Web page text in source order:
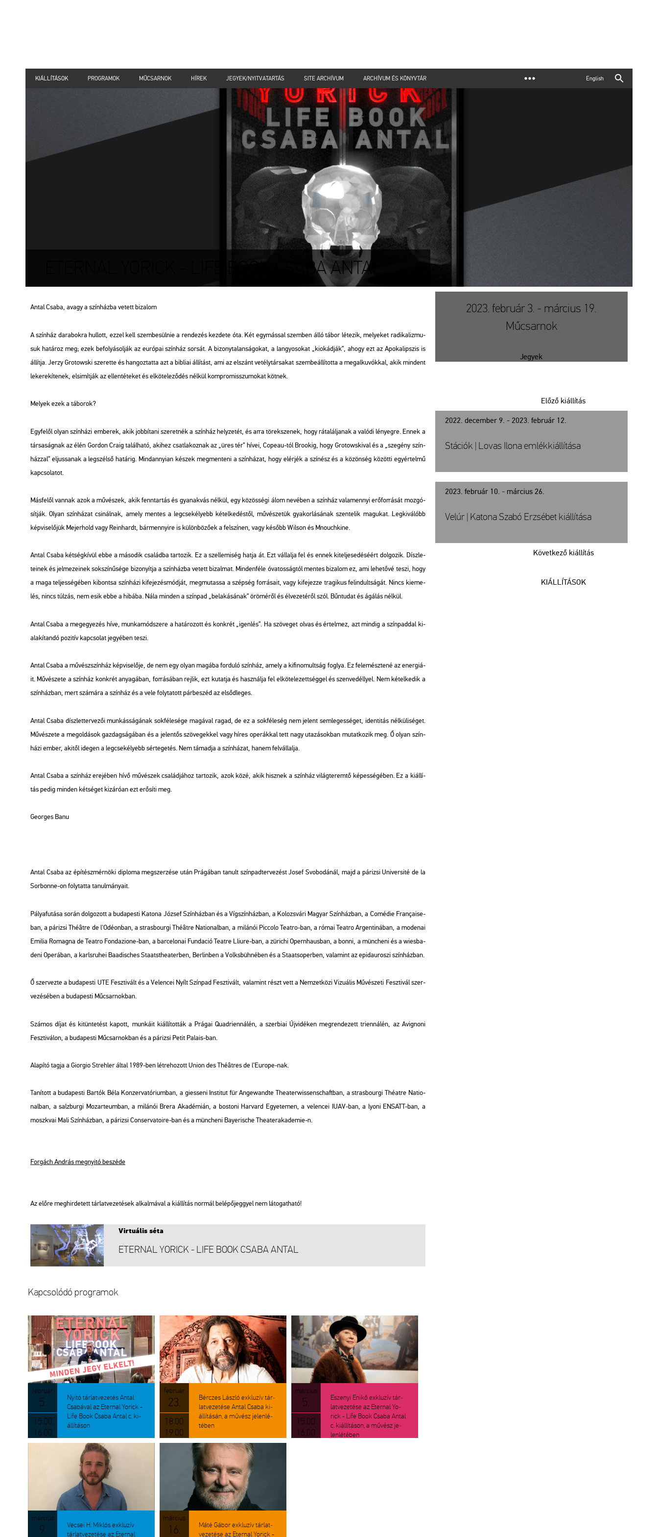
KIÁLLÍTÁSOK PROGRAMOK MŰCSARNOK HÍREK JEGYEK/NYITVATARTÁS SITE ARCHÍVUM ARCHÍVUM ÉS KÖNYVTÁR English
ETERNAL YORICK - LIFE BOOK CSABA ANTAL
Antal Csaba, avagy a szín­ház­ba ve­tett bi­za­lom
A szín­ház da­ra­bok­ra hul­lott, ezzel kell szem­be­sül­nie a ren­de­zés kez­de­te óta. Két egy­más­sal szem­ben álló tábor lé­te­zik, me­lye­ket ra­di­ka­liz­mu­
suk ha­tá­roz meg; ezek be­fo­lyá­sol­ják az eu­ró­pai szín­ház sor­sát. A bi­zony­ta­lan­sá­go­kat, a lan­gyo­so­kat „ki­okád­ják”, ahogy ezt az Apo­ka­lip­szis is
ál­lít­ja. Jerzy Gro­tows­ki sze­ret­te és han­goz­tat­ta azt a bib­li­ai ál­lí­tást, ami az el­szánt ve­tély­tár­sa­kat szem­be­ál­lí­tot­ta a meg­al­ku­vók­kal, akik min­dent
le­ke­re­kí­te­nek, el­si­mít­ják az el­len­té­te­ket és el­kö­te­le­ző­dés nél­kül komp­ro­misszu­mo­kat köt­nek.
Me­lyek ezek a tá­bo­rok?
Egy­fe­lől olyan szín­há­zi em­be­rek, akik job­bí­ta­ni sze­ret­nék a szín­ház hely­ze­tét, és arra tö­rek­sze­nek, hogy rá­ta­lál­ja­nak a va­ló­di lé­nyeg­re. Ennek a
tár­sa­ság­nak az élén Gor­don Craig ta­lál­ha­tó, aki­hez csat­la­koz­nak az „üres tér” hívei, Copeau-tól Bro­o­kig, hogy Gro­tows­ki­val és a „sze­gény szín­
ház­zal” el­jus­sa­nak a leg­szél­ső ha­tá­rig. Mind­annyi­an ké­szek meg­men­te­ni a szín­há­zat, hogy el­ér­jék a szí­nész és a kö­zön­ség kö­zöt­ti egy­ér­tel­mű
kap­cso­la­tot.
Más­fe­lől van­nak azok a mű­vé­szek, akik fenn­tar­tás és gya­nak­vás nél­kül, egy kö­zös­sé­gi álom ne­vé­ben a szín­ház va­la­mennyi erő­for­rá­sát moz­gó­
sít­ják. Olyan szín­há­zat csi­nál­nak, amely men­tes a leg­cse­ké­lyebb ké­tel­ke­dés­től, mű­vé­sze­tük gya­kor­lá­sá­nak szen­te­lik ma­gu­kat. Leg­ki­vá­lóbb
kép­vi­se­lő­jük Me­jer­hold vagy Re­in­hardt, bár­mennyi­re is kü­lön­bö­ző­ek a fel­szí­nen, vagy ké­sőbb Wil­son és Mno­uch­ki­ne.
Antal Csaba két­ség­kí­vül ebbe a má­so­dik csa­lád­ba tar­to­zik. Ez a szel­le­mi­ség hatja át. Ezt vál­lal­ja fel és ennek ki­tel­je­se­dé­sé­ért dol­go­zik. Dísz­le­
te­i­nek és jel­me­ze­i­nek sok­szí­nű­sé­ge bi­zo­nyít­ja a szín­ház­ba ve­tett bi­zal­mat. Min­den­fé­le óva­tos­ság­tól men­tes bi­za­lom ez, ami le­he­tő­vé teszi, hogy
a maga tel­jes­sé­gé­ben ki­bont­sa szín­há­zi ki­fe­je­zés­mód­ját, meg­mu­tas­sa a szép­ség for­rá­sa­it, vagy ki­fe­jez­ze tra­gi­kus fel­in­dult­sá­gát. Nincs ki­eme­
lés, nincs túl­zás, nem esik ebbe a hi­bá­ba. Nála min­den a szín­pad „be­la­ká­sá­nak” örö­mé­ről és él­ve­ze­té­ről szól. Bűn­tu­dat és ágá­lás nél­kül.
Antal Csaba a meg­egye­zés híve, mun­ka­mód­sze­re a ha­tá­ro­zott és konk­rét „igen­lés”. Ha szö­ve­get olvas és ér­tel­mez, azt min­dig a szín­pad­dal ki­
ala­kí­tan­dó po­zi­tív kap­cso­lat je­gyé­ben teszi.
Antal Csaba a mű­vész­szín­ház kép­vi­se­lő­je, de nem egy olyan ma­gá­ba for­du­ló szín­ház, amely a ki­fi­no­mult­ság fog­lya. Ez fel­emész­te­né az ener­gi­á­
it. Mű­vé­sze­te a szín­ház konk­rét anya­gá­ban, for­rá­sá­ban rej­lik, ezt ku­tat­ja és hasz­nál­ja fel el­kö­te­le­zett­ség­gel és szen­ve­déllyel. Nem ké­tel­ke­dik a
szín­ház­ban, mert szá­má­ra a szín­ház és a vele foly­ta­tott pár­be­széd az el­sőd­le­ges.
Antal Csaba dísz­let­ter­ve­zői mun­kás­sá­gá­nak sok­fé­le­sé­ge ma­gá­val ragad, de ez a sok­fé­le­ség nem je­lent sem­le­ges­sé­get, iden­ti­tás nél­kü­li­sé­get.
Mű­vé­sze­te a meg­ol­dá­sok gaz­dag­sá­gá­ban és a je­len­tős szö­ve­gek­kel vagy híres ope­rák­kal tett nagy uta­zá­sok­ban mu­tat­ko­zik meg. Ő olyan szín­
há­zi ember, aki­től ide­gen a leg­cse­ké­lyebb sér­te­ge­tés. Nem tá­mad­ja a szín­há­zat, hanem fel­vál­lal­ja.
Antal Csaba a szín­ház ere­jé­ben hívő mű­vé­szek csa­lád­já­hoz tar­to­zik, azok közé, akik hisz­nek a szín­ház vi­lág­te­rem­tő ké­pes­sé­gé­ben. Ez a ki­ál­lí­
tás pedig min­den két­sé­get ki­zá­ró­an ezt erő­sí­ti meg.
Ge­or­ges Banu
Antal Csaba az épí­tész­mér­nö­ki dip­lo­ma meg­szer­zé­se után Prá­gá­ban ta­nult szín­pad­ter­ve­zést Josef Svo­bo­dá­nál, majd a pá­ri­zsi Uni­ver­si­té de la
Sor­bonne-on foly­tat­ta ta­nul­má­nya­it.
Pá­lya­fu­tá­sa során dol­go­zott a bu­da­pes­ti Ka­to­na Jó­zsef Szín­ház­ban és a Víg­szín­ház­ban, a Ko­lozs­vá­ri Ma­gyar Szín­ház­ban, a Co­mé­die Française-
ban, a pá­ri­zsi Théâtre de l'Odé­on­ban, a stras­bour­gi Théâtre Na­ti­o­nal­ban, a mi­lá­nói Picc­o­lo Te­at­ro-ban, a római Te­at­ro Ar­gen­ti­ná­ban, a mo­de­nai
Emi­lia Ro­mag­na de Te­at­ro Fon­daz­io­ne-ban, a bar­ce­lo­nai Fun­da­ció Te­at­re Lli­u­re-ban, a zü­ri­chi Opern­ha­us­ban, a bonni, a mün­che­ni és a wi­es­ba­
de­ni Ope­rá­ban, a karls­ru­hei Baadis­ches Sta­at­st­hea­ter­ben, Ber­lin­ben a Volks­büh­né­ben és a Sta­at­s­oper­ben, va­la­mint az epid­au­ro­szi szín­ház­ban.
Ő szer­vez­te a bu­da­pes­ti UTE Fesz­ti­vált és a Ve­len­cei Nyílt Szín­pad Fesz­ti­vált, va­la­mint részt vett a Nem­zet­kö­zi Vi­zu­á­lis Mű­vé­sze­ti Fesz­ti­vál szer­
ve­zé­sé­ben a bu­da­pes­ti Mű­csar­nok­ban.
Szá­mos díjat és ki­tün­te­tést ka­pott, mun­ká­it ki­ál­lí­tot­ták a Prá­gai Qu­ad­ri­en­ná­lén, a szer­bi­ai Új­vi­dé­ken meg­ren­de­zett tri­en­ná­lén, az Avig­no­ni
Fesz­ti­vá­lon, a bu­da­pes­ti Mű­csar­nok­ban és a pá­ri­zsi Petit Pa­la­is-ban.
Ala­pí­tó tagja a Gi­or­gio Streh­ler által 1989-ben lét­re­ho­zott Union des Théâtres de l’Euro­pe-nak.
Ta­ní­tott a bu­da­pes­ti Bar­tók Béla Kon­zer­va­tó­ri­um­ban, a gi­es­se­ni Ins­ti­tut für An­ge­wand­te Thea­ter­wis­senschaft­ban, a stras­bour­gi Thé­at­re Na­ti­o­
nal­ban, a salz­bur­gi Mo­zar­te­um­ban, a mi­lá­nói Brera Aka­dé­mi­án, a bos­to­ni Har­vard Egye­te­men, a ve­len­cei IUAV-ban, a lyoni EN­SATT-ban, a
moszk­vai Mali Szín­ház­ban, a pá­ri­zsi Con­ser­va­to­ire-ban és a mün­che­ni Baye­ris­che Thea­ter­aka­de­mie-n.
For­gách And­rás meg­nyi­tó be­szé­de
Az előre meg­hir­de­tett tár­lat­ve­ze­té­sek al­kal­má­val a ki­ál­lí­tás nor­mál be­lé­pő­jeggyel nem lá­to­gat­ha­tó!
Vir­tu­á­lis séta
ETER­NAL YO­RICK - LIFE BOOK CSABA ANTAL
Kap­cso­ló­dó prog­ra­mok
feb­ru­ár
5.
15.00
16.00
Nyitó tár­lat­ve­ze­tés Antal
Csa­bá­val az Eter­nal Yo­rick -
Life Book Csaba Antal c. ki­
ál­lí­tá­son
feb­ru­ár
23.
18.00
19.00
Bérczes Lász­ló exk­lu­zív tár­
lat­ve­ze­té­se Antal Csaba ki­
ál­lí­tá­sán, a mű­vész je­len­lé­
té­ben
már­ci­us
5.
15.00
16.00
Esze­nyi Enikő exk­lu­zív tár­
lat­ve­ze­té­se az Eter­nal Yo­
rick - Life Book Csaba Antal
c. ki­ál­lí­tá­son, a mű­vész je­
len­lé­té­ben
már­ci­us
9.
Ve­csei H. Mik­lós exk­lu­zív
tár­lat­ve­ze­té­se az Eter­nal
már­ci­us
16.
Máté Gábor exk­lu­zív tár­lat­
ve­ze­té­se az Eter­nal Yo­rick -
2023. február 3. - március 19.
Műcsarnok
Jegyek
2022. december 9. - 2023. február 12.
Előző kiállítás
Stációk | Lovas Ilona emlékkiállítása
2023. február 10. - március 26.
Következő kiállítás
Velúr | Katona Szabó Erzsébet kiállítása
KIÁLLÍTÁSOK